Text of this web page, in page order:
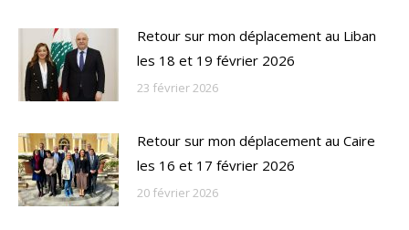
Retour sur mon déplacement au Liban
les 18 et 19 février 2026
23 février 2026
Retour sur mon déplacement au Caire
les 16 et 17 février 2026
20 février 2026